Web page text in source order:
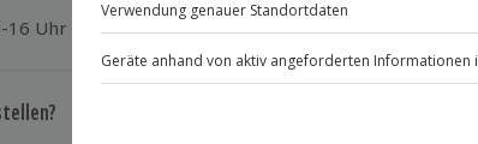
Badeschuhe, Handtücher, Föhn, Duschgel,
16 Uhr